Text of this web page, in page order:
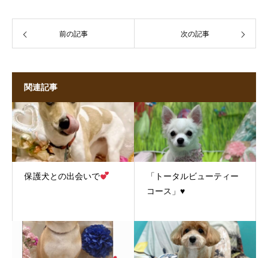
前の記事 次の記事
関連記事
保護犬との出会いで
「トータルビューティー
コース」♥